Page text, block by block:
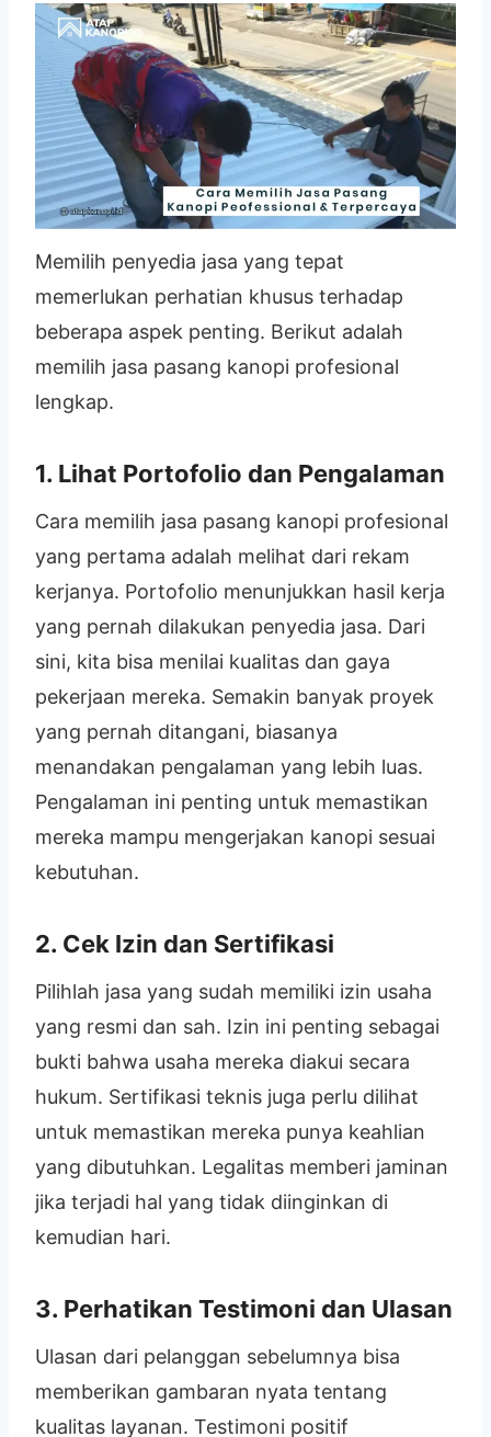
Memilih penyedia jasa yang tepat
memerlukan perhatian khusus terhadap
beberapa aspek penting. Berikut adalah
memilih jasa pasang kanopi profesional
lengkap.
1. Lihat Portofolio dan Pengalaman
Cara memilih jasa pasang kanopi profesional
yang pertama adalah melihat dari rekam
kerjanya. Portofolio menunjukkan hasil kerja
yang pernah dilakukan penyedia jasa. Dari
sini, kita bisa menilai kualitas dan gaya
pekerjaan mereka. Semakin banyak proyek
yang pernah ditangani, biasanya
menandakan pengalaman yang lebih luas.
Pengalaman ini penting untuk memastikan
mereka mampu mengerjakan kanopi sesuai
kebutuhan.
2. Cek Izin dan Sertifikasi
Pilihlah jasa yang sudah memiliki izin usaha
yang resmi dan sah. Izin ini penting sebagai
bukti bahwa usaha mereka diakui secara
hukum. Sertifikasi teknis juga perlu dilihat
untuk memastikan mereka punya keahlian
yang dibutuhkan. Legalitas memberi jaminan
jika terjadi hal yang tidak diinginkan di
kemudian hari.
3. Perhatikan Testimoni dan Ulasan
Ulasan dari pelanggan sebelumnya bisa
memberikan gambaran nyata tentang
kualitas layanan. Testimoni positif